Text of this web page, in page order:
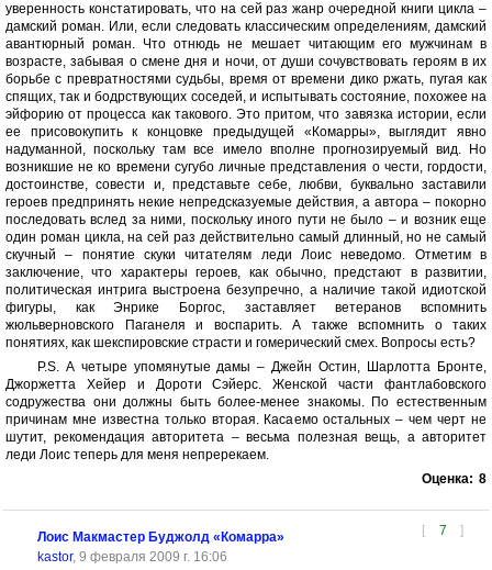
уверенность констатировать, что на сей раз жанр очередной книги цикла –
дамский роман. Или, если следовать классическим определениям, дамский
авантюрный роман. Что отнюдь не мешает читающим его мужчинам в
возрасте, забывая о смене дня и ночи, от души сочувствовать героям в их
борьбе с превратностями судьбы, время от времени дико ржать, пугая как
спящих, так и бодрствующих соседей, и испытывать состояние, похожее на
эйфорию от процесса как такового. Это притом, что завязка истории, если
ее присовокупить к концовке предыдущей «Комарры», выглядит явно
надуманной, поскольку там все имело вполне прогнозируемый вид. Но
возникшие не ко времени сугубо личные представления о чести, гордости,
достоинстве, совести и, представьте себе, любви, буквально заставили
героев предпринять некие непредсказуемые действия, а автора – покорно
последовать вслед за ними, поскольку иного пути не было – и возник еще
один роман цикла, на сей раз действительно самый длинный, но не самый
скучный – понятие скуки читателям леди Лоис неведомо. Отметим в
заключение, что характеры героев, как обычно, предстают в развитии,
политическая интрига выстроена безупречно, а наличие такой идиотской
фигуры, как Энрике Боргос, заставляет ветеранов вспомнить
жюльверновского Паганеля и воспарить. А также вспомнить о таких
понятиях, как шекспировские страсти и гомерический смех. Вопросы есть?
P.S. А четыре упомянутые дамы – Джейн Остин, Шарлотта Бронте,
Джоржетта Хейер и Дороти Сэйерс. Женской части фантлабовского
содружества они должны быть более-менее знакомы. По естественным
причинам мне известна только вторая. Касаемо остальных – чем черт не
шутит, рекомендация авторитета – весьма полезная вещь, а авторитет
леди Лоис теперь для меня непререкаем.
Оценка: 8
[ 7 ]
Лоис Макмастер Буджолд «Комарра»
kastor, 9 февраля 2009 г. 16:06